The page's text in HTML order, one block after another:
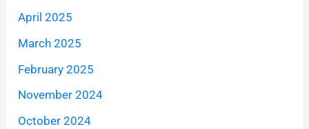
April 2025
March 2025
February 2025
November 2024
October 2024